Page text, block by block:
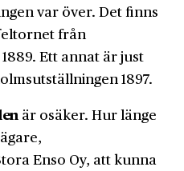
var över. Det finns
från
Ett annat är just
1897.
är osäker. Hur länge
Enso Oy, att kunna